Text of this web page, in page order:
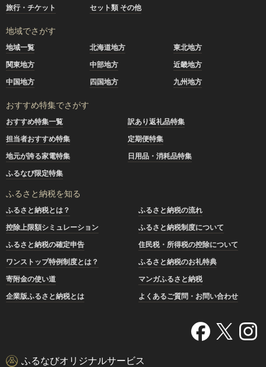
旅行・チケット
セット類 その他
地域でさがす
地域一覧 北海道地方
東北地方
関東地方
中部地方
近畿地方
中国地方
四国地方 九州地方
おすすめ特集でさがす
おすすめ特集一覧
訳あり返礼品特集
担当者おすすめ特集
定期便特集
地元が誇る家電特集
日用品・消耗品特集
ふるなび限定特集
ふるさと納税を知る
ふるさと納税とは？
ふるさと納税の流れ
控除上限額シミュレーション
ふるさと納税制度について
ふるさと納税の確定申告
住民税・所得税の控除について
ワンストップ特例制度とは？
ふるさと納税のお礼特典
寄附金の使い道
マンガふるさと納税
企業版ふるさと納税とは
よくあるご質問・お問い合わせ
ふるなびオリジナルサービス